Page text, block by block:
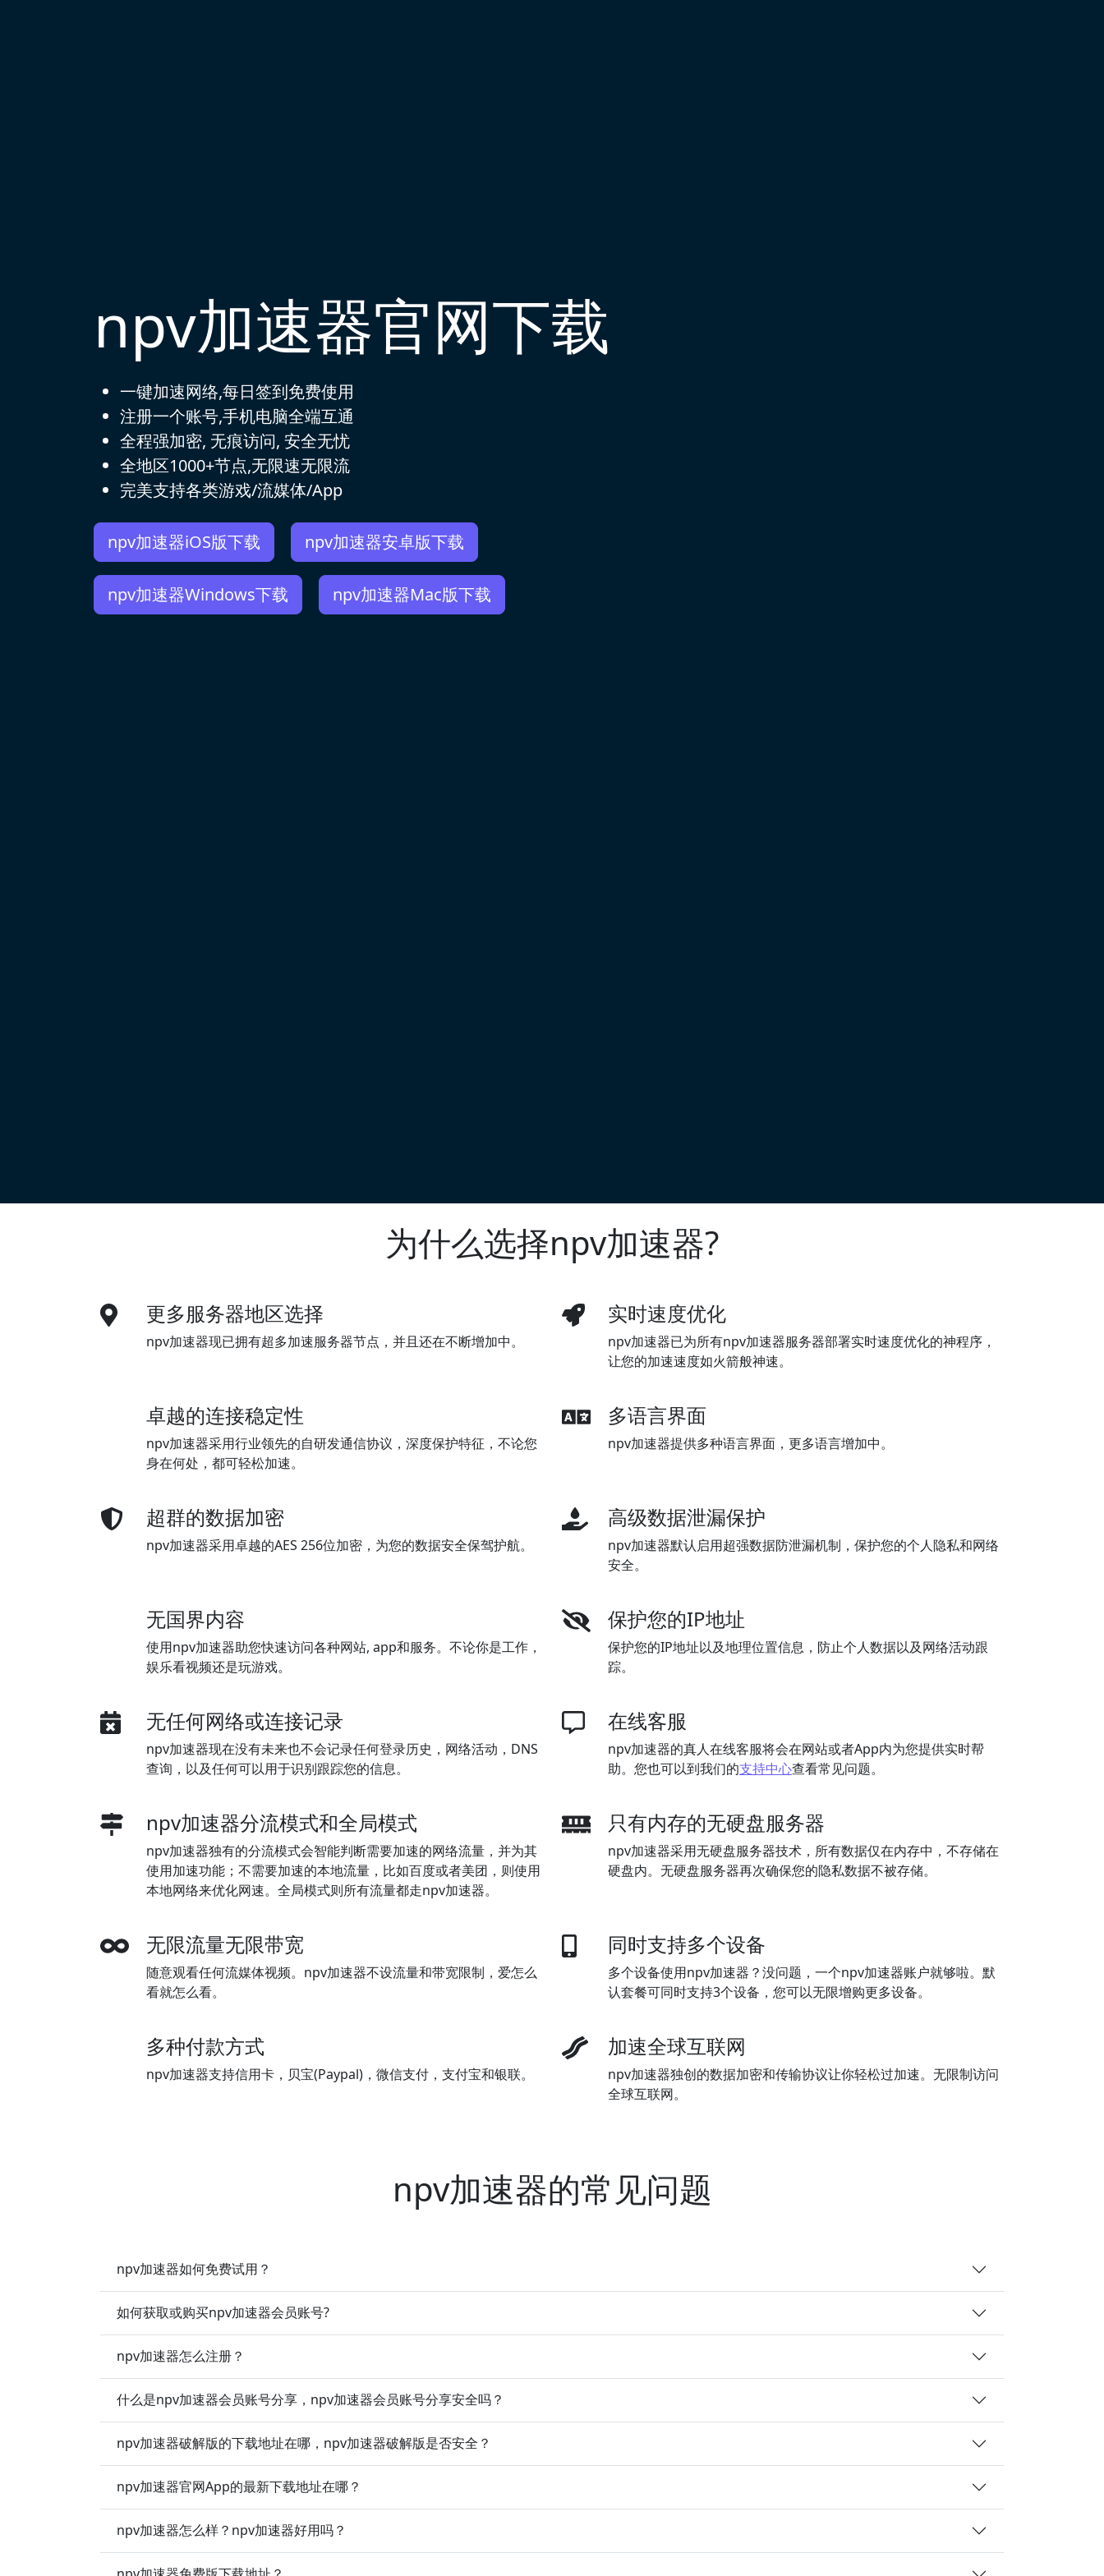
npv加速器官网下载
一键加速网络,每日签到免费使用
注册一个账号,手机电脑全端互通
全程强加密, 无痕访问, 安全无忧
全地区1000+节点,无限速无限流
完美支持各类游戏/流媒体/App
npv加速器iOS版下载 npv加速器安卓版下载
npv加速器Windows下载 npv加速器Mac版下载
为什么选择npv加速器?
更多服务器地区选择
npv加速器现已拥有超多加速服务器节点，并且还在不断增加中。
实时速度优化
npv加速器已为所有npv加速器服务器部署实时速度优化的神程序，
让您的加速速度如火箭般神速。
卓越的连接稳定性
npv加速器采用行业领先的自研发通信协议，深度保护特征，不论您
身在何处，都可轻松加速。
多语言界面
npv加速器提供多种语言界面，更多语言增加中。
超群的数据加密
npv加速器采用卓越的AES 256位加密，为您的数据安全保驾护航。
高级数据泄漏保护
npv加速器默认启用超强数据防泄漏机制，保护您的个人隐私和网络
安全。
无国界内容
使用npv加速器助您快速访问各种网站, app和服务。不论你是工作，
娱乐看视频还是玩游戏。
保护您的IP地址
保护您的IP地址以及地理位置信息，防止个人数据以及网络活动跟
踪。
无任何网络或连接记录
npv加速器现在没有未来也不会记录任何登录历史，网络活动，DNS
查询，以及任何可以用于识别跟踪您的信息。
在线客服
npv加速器的真人在线客服将会在网站或者App内为您提供实时帮
助。您也可以到我们的支持中心查看常见问题。
npv加速器分流模式和全局模式
npv加速器独有的分流模式会智能判断需要加速的网络流量，并为其
使用加速功能；不需要加速的本地流量，比如百度或者美团，则使用
本地网络来优化网速。全局模式则所有流量都走npv加速器。
只有内存的无硬盘服务器
npv加速器采用无硬盘服务器技术，所有数据仅在内存中，不存储在
硬盘内。无硬盘服务器再次确保您的隐私数据不被存储。
无限流量无限带宽
随意观看任何流媒体视频。npv加速器不设流量和带宽限制，爱怎么
看就怎么看。
同时支持多个设备
多个设备使用npv加速器？没问题，一个npv加速器账户就够啦。默
认套餐可同时支持3个设备，您可以无限增购更多设备。
多种付款方式
npv加速器支持信用卡，贝宝(Paypal)，微信支付，支付宝和银联。
加速全球互联网
npv加速器独创的数据加密和传输协议让你轻松过加速。无限制访问
全球互联网。
npv加速器的常见问题
npv加速器如何免费试用？
如何获取或购买npv加速器会员账号?
npv加速器怎么注册？
什么是npv加速器会员账号分享，npv加速器会员账号分享安全吗？
npv加速器破解版的下载地址在哪，npv加速器破解版是否安全？
npv加速器官网App的最新下载地址在哪？
npv加速器怎么样？npv加速器好用吗？